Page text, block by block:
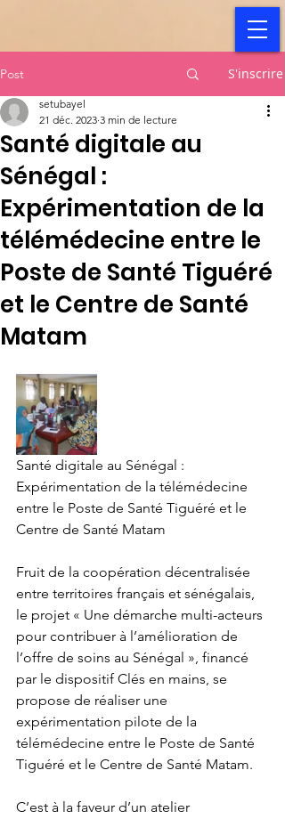
Post S'inscrire
Santé digitale au
Sénégal :
Expérimentation de la
télémédecine entre le
Poste de Santé Tiguéré
et le Centre de Santé
Matam
setubayel
21 déc. 2023 3 min de lecture
Santé digitale au Sénégal :
Expérimentation de la télémédecine
entre le Poste de Santé Tiguéré et le
Centre de Santé Matam
Fruit de la coopération décentralisée
entre territoires français et sénégalais,
le projet « Une démarche multi-acteurs
pour contribuer à l’amélioration de
l’offre de soins au Sénégal », financé
par le dispositif Clés en mains, se
propose de réaliser une
expérimentation pilote de la
télémédecine entre le Poste de Santé
Tiguéré et le Centre de Santé Matam.
C’est à la faveur d’un atelier